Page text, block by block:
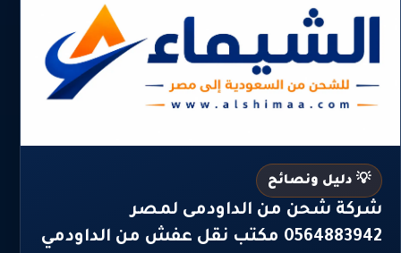
💡 دليل ونصائح
شركة شحن من الداودمى لمصر
0564883942 مكتب نقل عفش من الداودمي